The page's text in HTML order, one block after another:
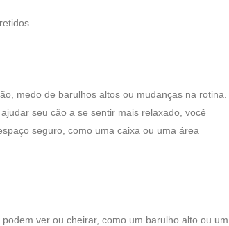
medo de barulhos altos ou mudanças na rotina.
seu cão a se sentir mais relaxado, você
seguro, como uma caixa ou uma área
ver ou cheirar, como um barulho alto ou um